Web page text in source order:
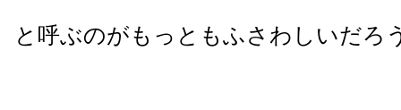
と呼ぶのがもっともふさわしいだろ